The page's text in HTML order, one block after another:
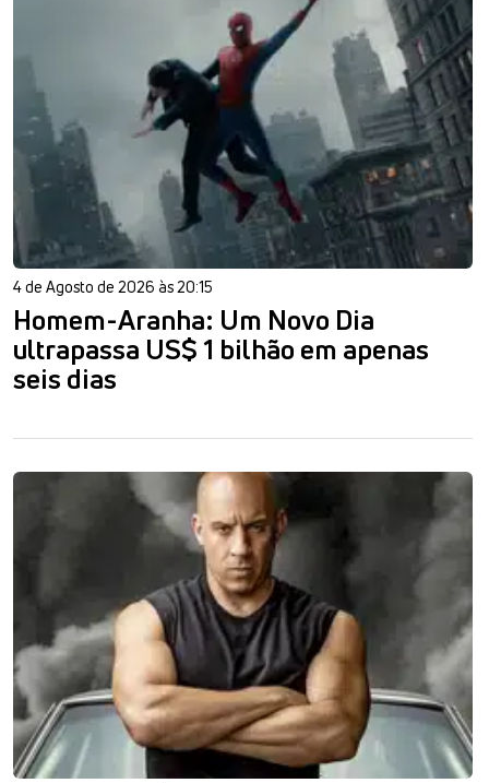
4 de Agosto de 2026 às 20:15
Homem-Aranha: Um Novo Dia
ultrapassa US$ 1 bilhão em apenas
seis dias